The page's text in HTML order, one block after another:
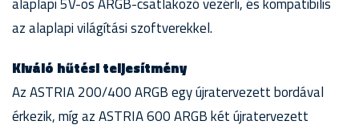
az alaplapi világítási szoftverekkel.
Kiváló hűtési teljesítmény
Az ASTRIA 200/400 ARGB egy újratervezett bordával
érkezik, míg az ASTRIA 600 ARGB két újratervezett